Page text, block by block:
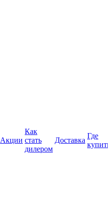
Акции
Как
стать
дилером
Доставка
Где